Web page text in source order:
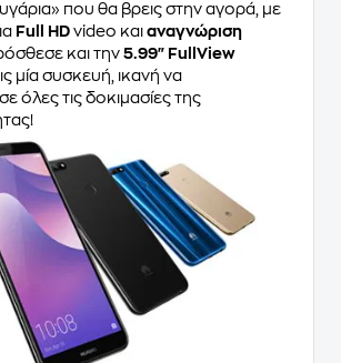
που θα βρεις στην αγορά, με
Full HD video και αναγνώριση
και την 5.99" FullView
μία συσκευή, ικανή να
όλες τις δοκιμασίες της